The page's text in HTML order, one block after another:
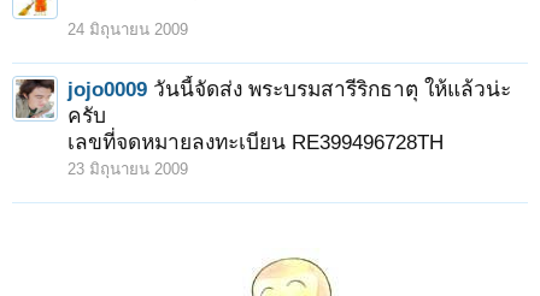
24 มิถุนายน 2009
jojo0009 วันนี้จัดส่ง พระบรมสารีริกธาตุ ให้แล้วน่ะ
ครับ
เลขที่จดหมายลงทะเบียน RE399496728TH
23 มิถุนายน 2009